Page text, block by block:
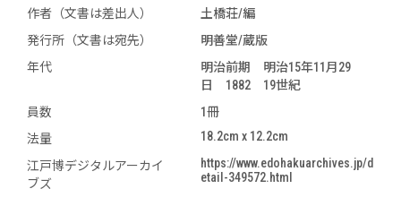
作者（文書は差出人）
土橋荘/編
発行所（文書は宛先）
明善堂/蔵版
年代
明治前期 明治15年11月29
日 1882 19世紀
員数
1冊
法量
18.2cm x 12.2cm
江戸博デジタルアーカイ
ブズ
https://www.edohakuarchives.jp/d
etail-349572.html